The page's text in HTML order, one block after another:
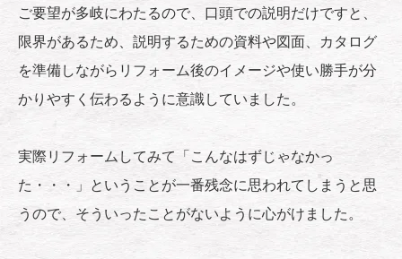
ご要望が多岐にわたるので、口頭での説明だけですと、
限界があるため、説明するための資料や図面、カタログ
を準備しながらリフォーム後のイメージや使い勝手が分
かりやすく伝わるように意識していました。
実際リフォームしてみて「こんなはずじゃなかっ
た・・・」ということが一番残念に思われてしまうと思
うので、そういったことがないように心がけました。